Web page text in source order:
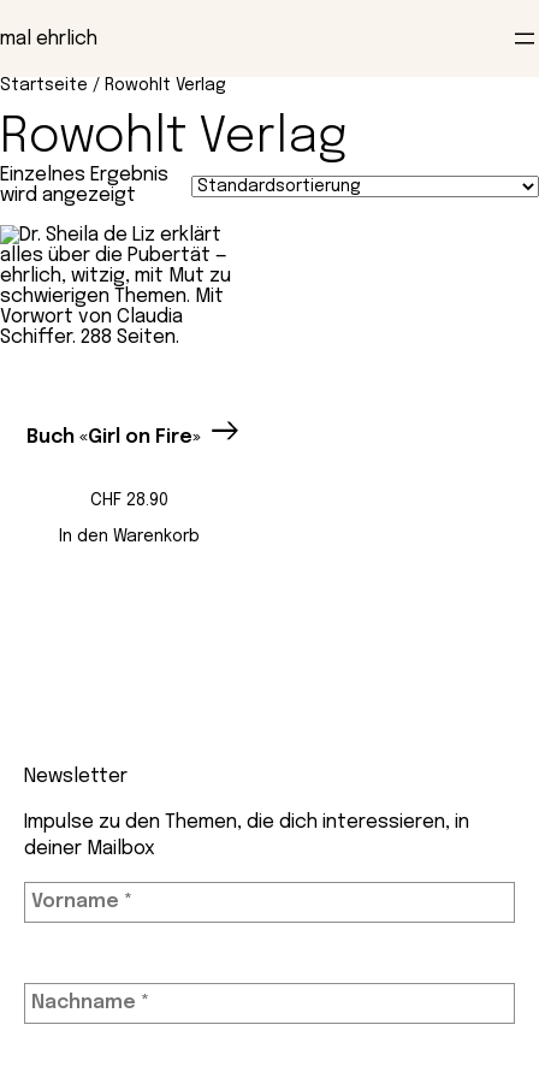
Inhalt
springen
mal ehrlich
Startseite / Rowohlt Verlag
Rowohlt Verlag
Einzelnes Ergebnis
wird angezeigt
Buch «Girl on Fire»
CHF 28.90
In den Warenkorb
Newsletter
Impulse zu den Themen, die dich interessieren, in
deiner Mailbox